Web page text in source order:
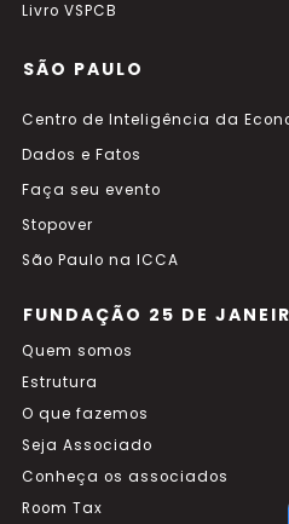
Livro VSPCB
SÃO PAULO
Centro de Inteligência da
Dados e Fatos
Faça seu evento
Stopover
São Paulo na ICCA
FUNDAÇÃO 25 DE
Quem somos
Estrutura
O que fazemos
Seja Associado
Conheça os associados
Room Tax